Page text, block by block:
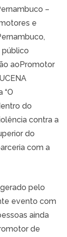
–
e
público
aoPromotor
“O
do
contra a
do
com a
pelo
evento com
ainda
de